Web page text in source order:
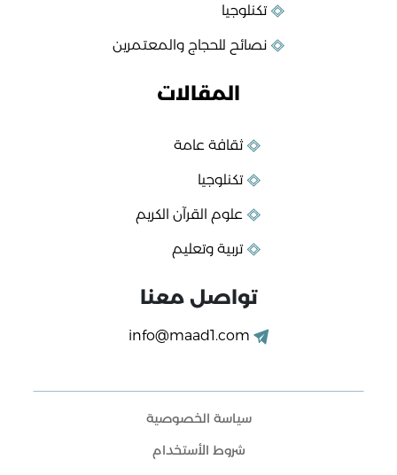
تكنلوجيا
نصائح للحجاج والمعتمرين
المقالات
ثقافة عامة
تكنلوجيا
علوم القرآن الكريم
تربية وتعليم
تواصل معنا
info@maad1.com
سياسة الخصوصية
شروط الأستخدام